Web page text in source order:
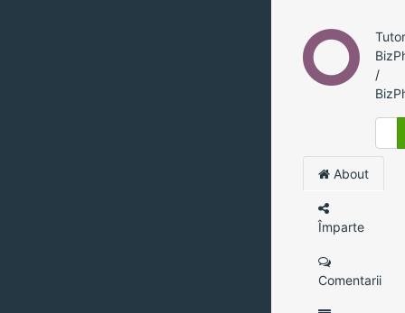
/
About
Împarte
Comentarii